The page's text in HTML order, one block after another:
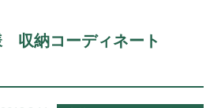
納コーディネート